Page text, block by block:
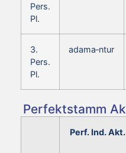
Pers.
Pl.
3.
Pers.
Pl.
adama‑ntur
Perfektstamm
Perf. Ind. Akt.